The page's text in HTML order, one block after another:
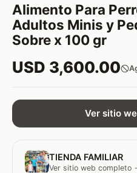
Alimento Para
Adultos Minis y
Sobre x 100 gr
USD 3,600.00
Ver sitio
TIENDA FAMILIAR
Ver sitio web completo